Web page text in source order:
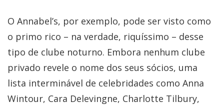
O Annabel’s, por exemplo, pode ser visto como
o primo rico – na verdade, riquíssimo – desse
tipo de clube noturno. Embora nenhum clube
privado revele o nome dos seus sócios, uma
lista interminável de celebridades como Anna
Wintour, Cara Delevingne, Charlotte Tilbury,